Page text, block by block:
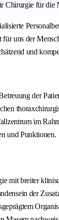
für die
für uns der
und
der
im
und Punktionen.
mit breiter
der